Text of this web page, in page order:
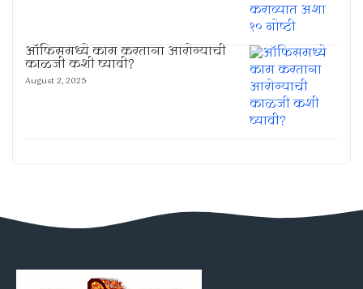
ऑफिसमध्ये काम करताना आरोग्याची
काळजी कशी घ्यावी?
August 2, 2025